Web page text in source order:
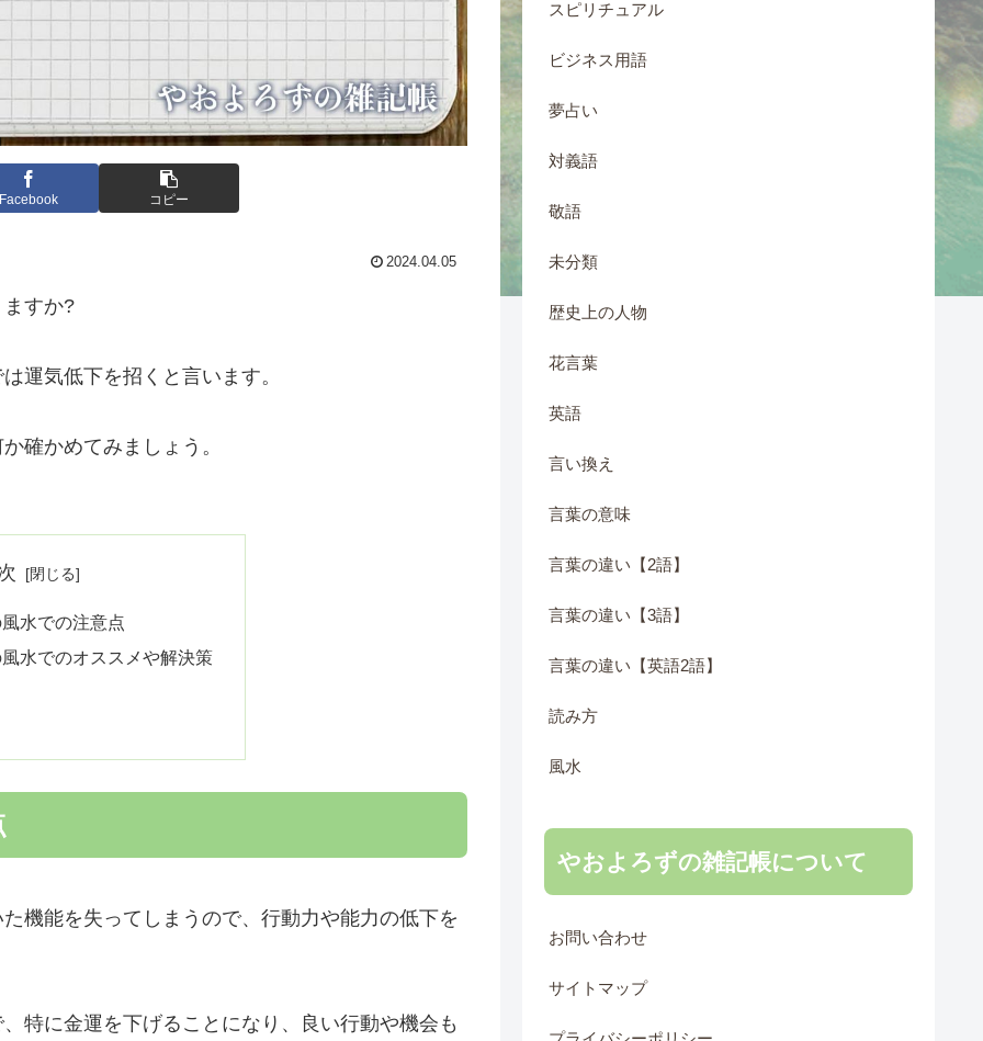
Facebook コピー
2024.04.05
すか?
運気低下を招くと言います。
確かめてみましょう。
水での注意点
水でのオススメや解決策
機能を失ってしまうので、行動力や能力の低下を
特に金運を下げることになり、良い行動や機会も
スピリチュアル
ビジネス用語
夢占い
対義語
敬語
未分類
歴史上の人物
花言葉
英語
言い換え
言葉の意味
言葉の違い【2語】
言葉の違い【3語】
言葉の違い【英語2語】
読み方
風水
やおよろずの雑記帳について
お問い合わせ
サイトマップ